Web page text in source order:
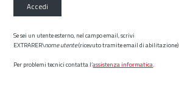
Accedi
Se sei un utente esterno, nel campo email, scrivi
EXTRARER\nome utente(ricevuto tramite email di abilitazione)
Per problemi tecnici contatta l’assistenza informatica.